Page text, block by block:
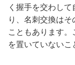
く握手を交わし
り、名刺交換は
こともあります
を置いていないこ